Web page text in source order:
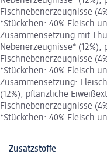
Fischnebenerzeugnisse
*Stückchen: 40% Fleisch
Zusammensetzung mit
Nebenerzeugnisse*
Fischnebenerzeugnisse
*Stückchen: 40% Fleisch
Zusammensetzung:
(12%), pflanzliche
Fischnebenerzeugnisse
*Stückchen: 40% Fleisch
Zusatzstoffe